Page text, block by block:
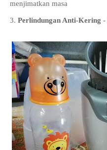
menjimatkan masa
3. Perlindungan Anti-Kering -